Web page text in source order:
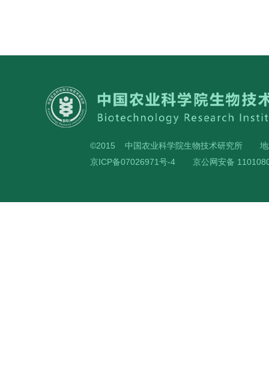
©2015 中国农业科学院生物技术研究所
京ICP备07026971号-4
京公网安备